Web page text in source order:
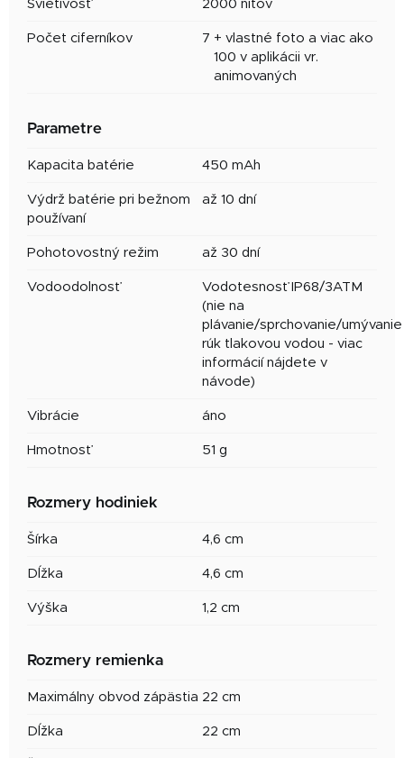
Svietivosť 2000 nitov
Počet ciferníkov 7 + vlastné foto a viac ako
100 v aplikácii vr.
animovaných
Parametre
Kapacita batérie 450 mAh
Výdrž batérie pri bežnom
používaní
až 10 dní
Pohotovostný režim až 30 dní
Vodoodolnosť
Vodotesnosť IP68/3ATM
(nie na
plávanie/sprchovanie/umývanie
rúk tlakovou vodou - viac
informácií nájdete v
návode)
Vibrácie áno
Hmotnosť 51 g
Rozmery hodiniek
Šírka 4,6 cm
Dĺžka 4,6 cm
Výška 1,2 cm
Rozmery remienka
Maximálny obvod zápästia 22 cm
Dĺžka 22 cm